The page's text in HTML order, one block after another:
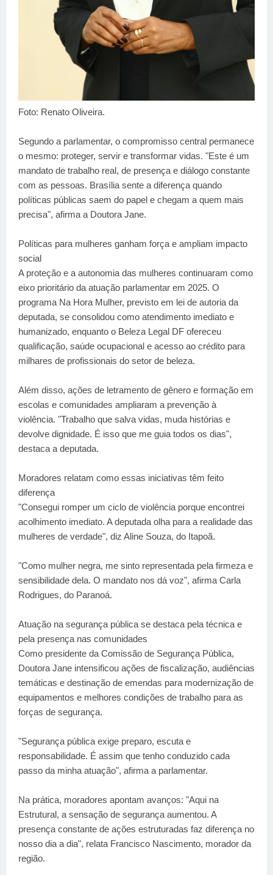
Foto: Renato Oliveira.
Segundo a parlamentar, o compromisso central permanece
o mesmo: proteger, servir e transformar vidas. "Este é um
mandato de trabalho real, de presença e diálogo constante
com as pessoas. Brasília sente a diferença quando
políticas públicas saem do papel e chegam a quem mais
precisa", afirma a Doutora Jane.
Políticas para mulheres ganham força e ampliam impacto
social
A proteção e a autonomia das mulheres continuaram como
eixo prioritário da atuação parlamentar em 2025. O
programa Na Hora Mulher, previsto em lei de autoria da
deputada, se consolidou como atendimento imediato e
humanizado, enquanto o Beleza Legal DF ofereceu
qualificação, saúde ocupacional e acesso ao crédito para
milhares de profissionais do setor de beleza.
Além disso, ações de letramento de gênero e formação em
escolas e comunidades ampliaram a prevenção à
violência. "Trabalho que salva vidas, muda histórias e
devolve dignidade. É isso que me guia todos os dias",
destaca a deputada.
Moradores relatam como essas iniciativas têm feito
diferença
"Consegui romper um ciclo de violência porque encontrei
acolhimento imediato. A deputada olha para a realidade das
mulheres de verdade", diz Aline Souza, do Itapoã.
"Como mulher negra, me sinto representada pela firmeza e
sensibilidade dela. O mandato nos dá voz", afirma Carla
Rodrigues, do Paranoá.
Atuação na segurança pública se destaca pela técnica e
pela presença nas comunidades
Como presidente da Comissão de Segurança Pública,
Doutora Jane intensificou ações de fiscalização, audiências
temáticas e destinação de emendas para modernização de
equipamentos e melhores condições de trabalho para as
forças de segurança.
"Segurança pública exige preparo, escuta e
responsabilidade. É assim que tenho conduzido cada
passo da minha atuação", afirma a parlamentar.
Na prática, moradores apontam avanços: "Aqui na
Estrutural, a sensação de segurança aumentou. A
presença constante de ações estruturadas faz diferença no
nosso dia a dia", relata Francisco Nascimento, morador da
região.